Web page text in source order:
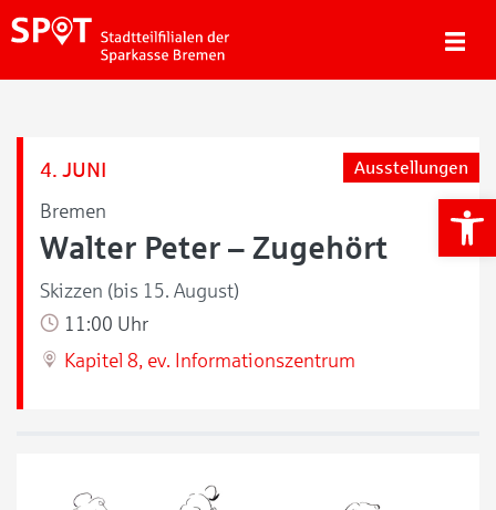
4. JUNI
Bremen
Ausstellungen
Walter Peter – Zugehört
Skizzen (bis 15. August)
11:00 Uhr
Kapitel 8, ev. Informationszentrum